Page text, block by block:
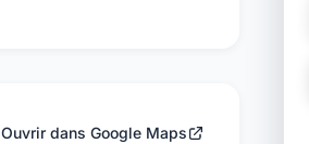
Ouvrir dans Google Maps